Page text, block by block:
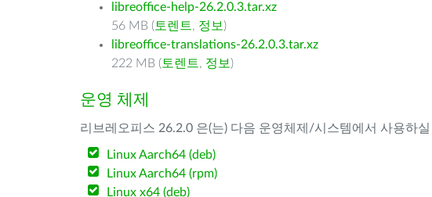
libreoffice-help-26.2.0.3.tar.xz
56 MB ( 토렌트, 정보 )
libreoffice-translations-26.2.0.3.tar.xz
222 MB ( 토렌트, 정보 )
운영 체제
리브레오피스 26.2.0 은(는) 다음 운영체제/시스템에서 사용하
Linux Aarch64 (deb)
Linux Aarch64 (rpm)
Linux x64 (deb)